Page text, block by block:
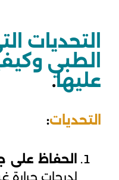
التحديات
الطبي
عليها.
التحديات:
الحفاظ على
لدرجات حرارة